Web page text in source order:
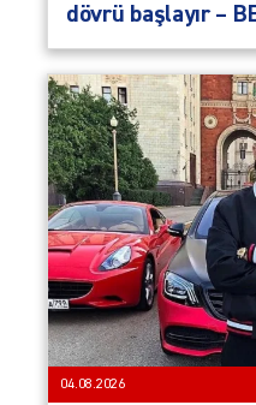
dövrü başlayır –
04.08.2026